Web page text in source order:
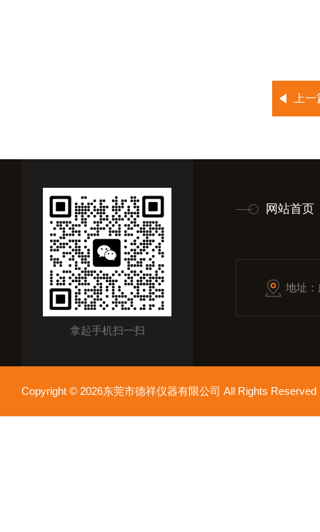
上
拿起手机扫一扫
网站首页
地址
Copyright © 2026东莞市德祥仪器有限公司 All Rights